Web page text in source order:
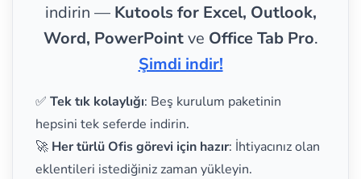
indirin — Kutools for Excel, Outlook,
Word, PowerPointve Office Tab Pro.
Şimdi indir!
✅ Tek tık kolaylığı: Beş kurulum paketinin
hepsini tek seferde indirin.
🚀 Her türlü Ofis görevi için hazır: İhtiyacınız olan
eklentileri istediğiniz zaman yükleyin.